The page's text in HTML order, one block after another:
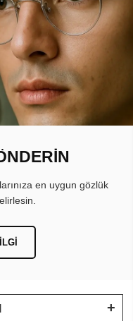
en uygun gözlük